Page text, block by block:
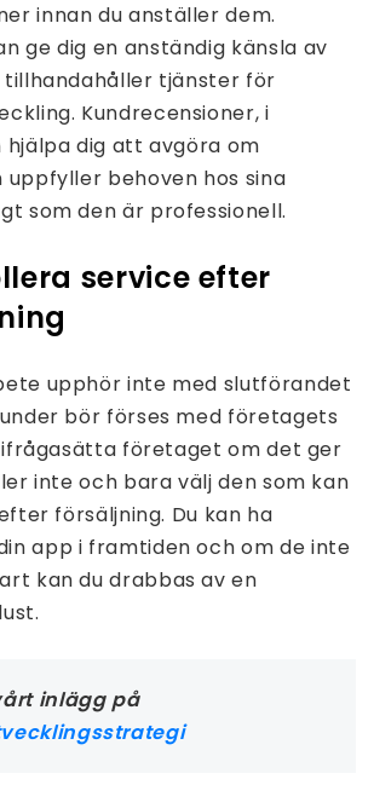
innan du anställer dem.
ge dig en anständig känsla av
tjänster för
Kundrecensioner, i
hjälpa dig att avgöra om
uppfyller behoven hos sina
som den är professionell.
service efter
upphör inte med slutförandet
bör förses med företagets
företaget om det ger
inte och bara välj den som kan
försäljning. Du kan ha
app i framtiden och om de inte
kan du drabbas av en
inlägg på